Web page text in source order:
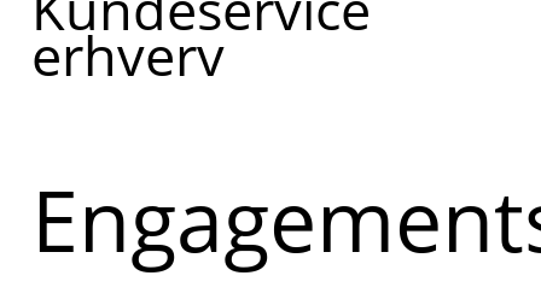
mere
om
erhverv